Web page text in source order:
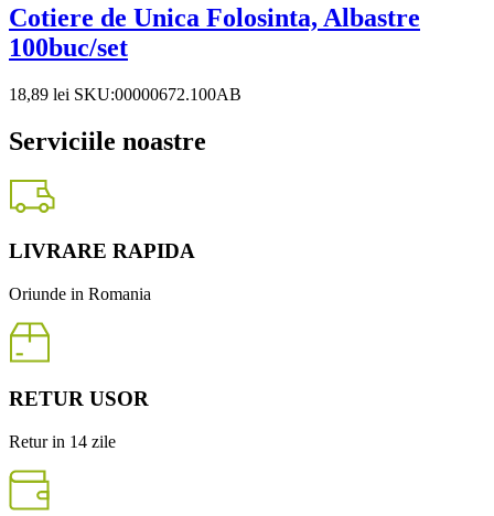
Cotiere de Unica Folosinta, Albastre
100buc/set
18,89 lei SKU:00000672.100AB
Serviciile noastre
LIVRARE RAPIDA
Oriunde in Romania
RETUR USOR
Retur in 14 zile